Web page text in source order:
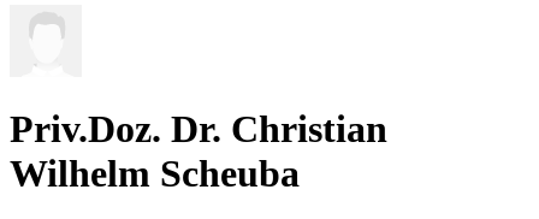
Priv.Doz. Dr. Christian
Wilhelm Scheuba